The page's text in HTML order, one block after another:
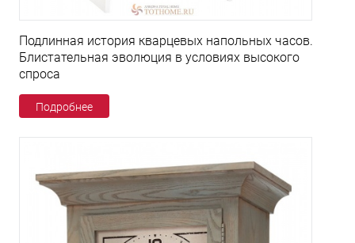
Подлинная история кварцевых напольных часов.
Блистательная эволюция в условиях высокого
спроса
Подробнее